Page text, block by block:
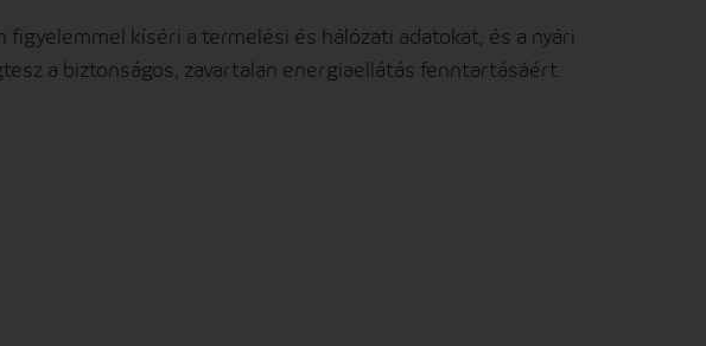
figyelemmel kíséri a termelési és hálózati adatokat, és a nyári
a biztonságos, zavartalan energiaellátás fenntartásáért.